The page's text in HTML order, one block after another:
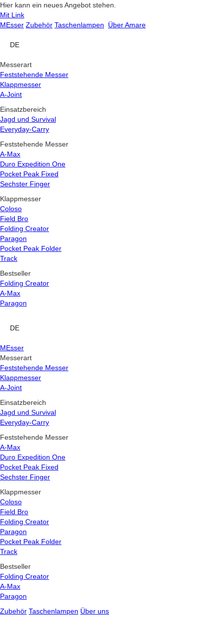
Hier kann ein neues Angebot stehen.
Mit Link
MEsser Zubehör Taschenlampen Über Amare
DE
Messerart
Feststehende Messer
Klappmesser
A-Joint
Einsatzbereich
Jagd und Survival
Everyday-Carry
Feststehende Messer
A-Max
Duro Expedition One
Pocket Peak Fixed
Sechster Finger
Klappmesser
Coloso
Field Bro
Folding Creator
Paragon
Pocket Peak Folder
Track
Bestseller
Folding Creator
A-Max
Paragon
DE
MEsser
Messerart
Feststehende Messer
Klappmesser
A-Joint
Einsatzbereich
Jagd und Survival
Everyday-Carry
Feststehende Messer
A-Max
Duro Expedition One
Pocket Peak Fixed
Sechster Finger
Klappmesser
Coloso
Field Bro
Folding Creator
Paragon
Pocket Peak Folder
Track
Bestseller
Folding Creator
A-Max
Paragon
Zubehör Taschenlampen Über uns